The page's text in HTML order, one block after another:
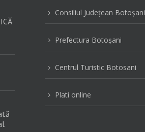
5 Consiliul Judeţean Botoşani
5 Prefectura Botoşani
5 Centrul Turistic Botosani
5 Plati online